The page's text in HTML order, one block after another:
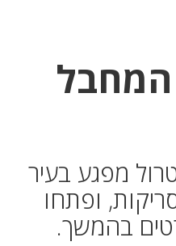
המחבל
מפגע בעיר
ופתחו
בהמשך.